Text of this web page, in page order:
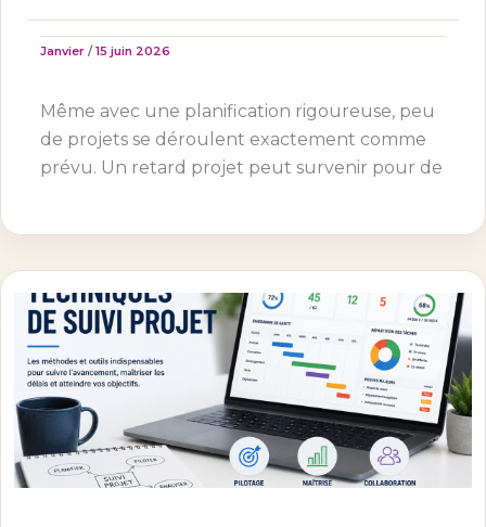
Janvier /15 juin 2026
Même avec une planification rigoureuse, peu
de projets se déroulent exactement comme
prévu. Un retard projet peut survenir pour de